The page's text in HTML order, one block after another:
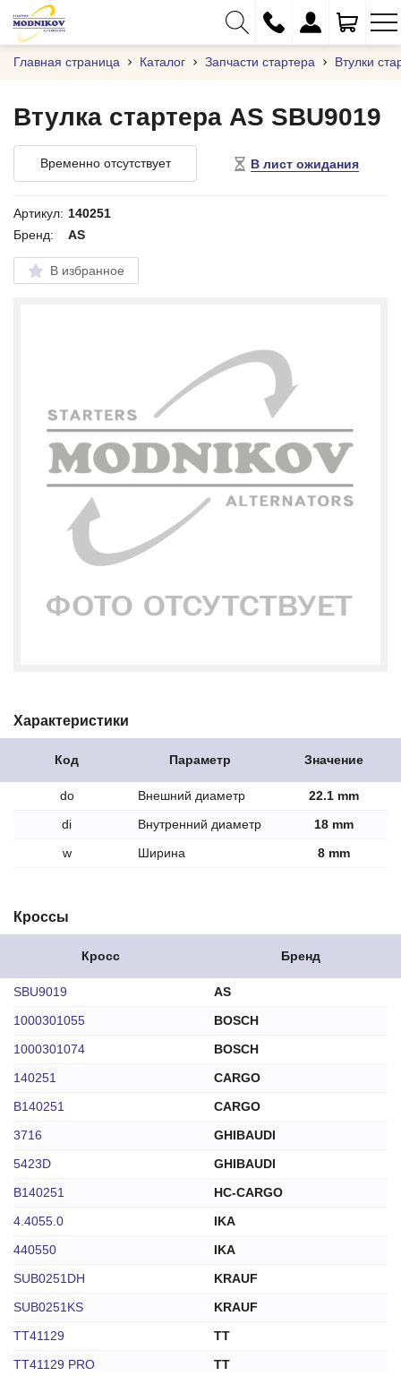
+375 (29) 333-01-01
+375 (17) 373-97-09
Главная страница Каталог Запчасти стартера Втулки
Временно отсутствует В лист ожидания
Втулка стартера AS SBU9019
Артикул: 140251
Бренд:
AS
В избранное
Характеристики
Код Параметр Значение
do Внешний диаметр
22.1 mm
di
Внутренний диаметр
18 mm
w
Ширина 8 mm
Кроссы
Кросс Бренд
SBU9019
AS
1000301055
BOSCH
1000301074
BOSCH
140251
CARGO
B140251
CARGO
3716
GHIBAUDI
5423D
GHIBAUDI
B140251
HC-CARGO
4.4055.0
IKA
440550
IKA
SUB0251DH
KRAUF
SUB0251KS
KRAUF
TT41129
TT
TT41129 PRO
TT